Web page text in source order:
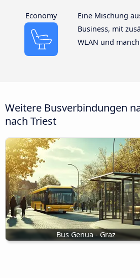
Economy
Eine Mischung
Business, mit
WLAN und
Weitere Busverbindungen
nach Triest
Bus Genua - Graz